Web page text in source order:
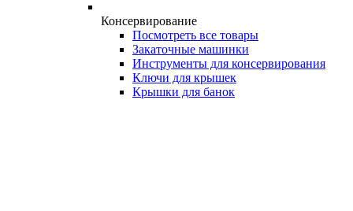
Консервирование
Посмотреть все товары
Закаточные машинки
Инструменты для консервирования
Ключи для крышек
Крышки для банок